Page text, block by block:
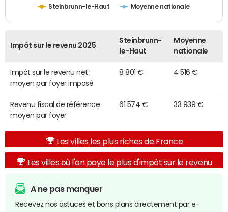
Steinbrunn-le-Haut Moyenne nationale
Impôt sur le revenu 2025
Steinbrunn-
le-Haut
Moyenne
nationale
Impôt sur le revenu net
moyen par foyer imposé
8 801 € 4 516 €
Revenu fiscal de référence
moyen par foyer
61 574 € 33 939 €
Les villes les plus riches de France
Les villes où l'on paye le plus d'impôt sur le revenu
A ne pas manquer
Recevez nos astuces et bons plans directement par e-